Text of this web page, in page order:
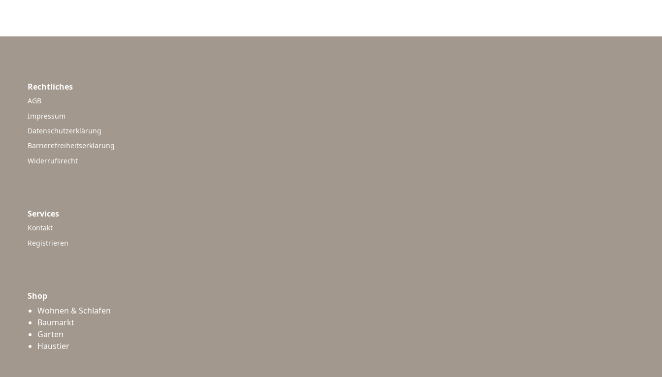
Rechtliches
AGB
Impressum
Datenschutzerklärung
Barrierefreiheitserklärung
Widerrufsrecht
Services
Kontakt
Registrieren
Shop
Wohnen & Schlafen
Baumarkt
Garten
Haustier